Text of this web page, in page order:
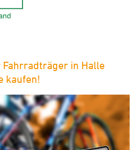
in Halle
kaufen!